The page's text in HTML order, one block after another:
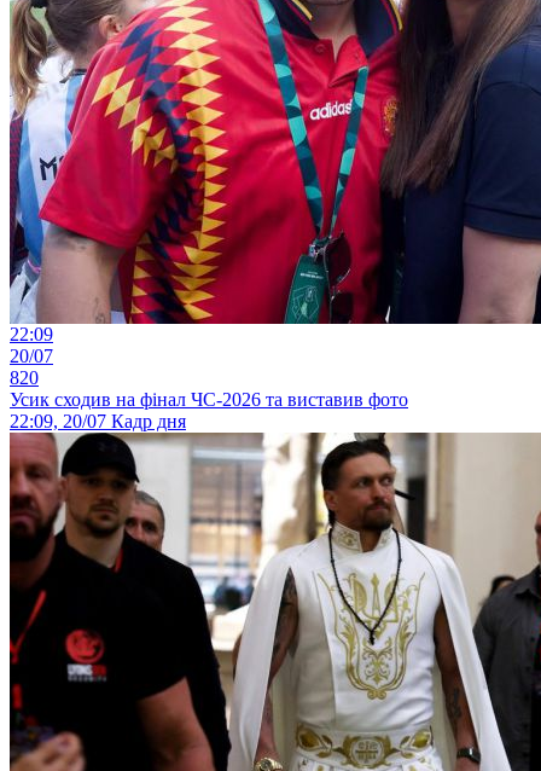
22:09
20/07
820
Усик сходив на фінал ЧС-2026 та виставив фото
22:09, 20/07 Кадр дня